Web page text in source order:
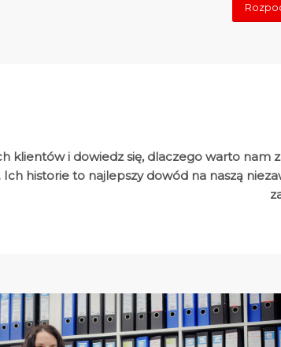
klientów i dowiedz się, dlaczego warto
Ich historie to najlepszy dowód na naszą